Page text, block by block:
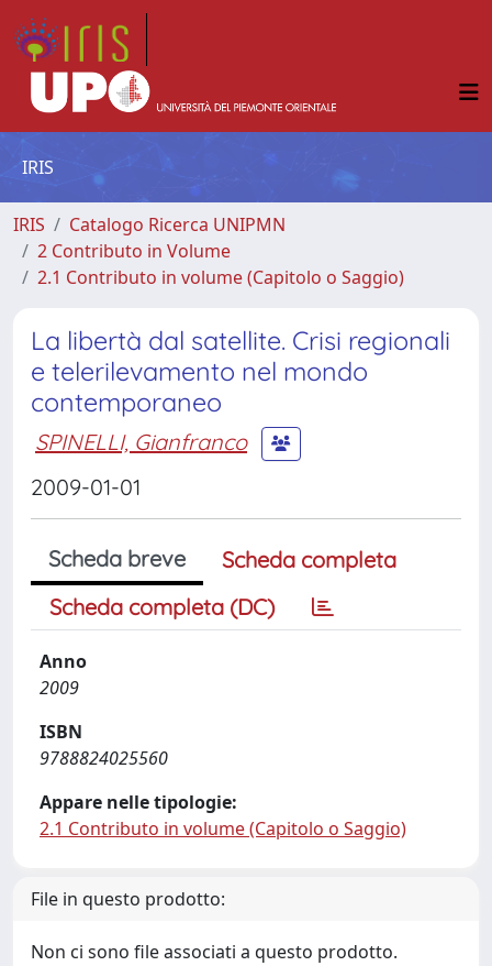
IRIS
IRIS
Catalogo Ricerca UNIPMN
2 Contributo in Volume
2.1 Contributo in volume (Capitolo o Saggio)
La libertà dal satellite. Crisi regionali
e telerilevamento nel mondo
contemporaneo
SPINELLI, Gianfranco
2009-01-01
Scheda breve
Scheda completa
Scheda completa (DC)
Anno
2009
ISBN
9788824025560
Appare nelle tipologie:
2.1 Contributo in volume (Capitolo o Saggio)
File in questo prodotto:
Non ci sono file associati a questo prodotto.